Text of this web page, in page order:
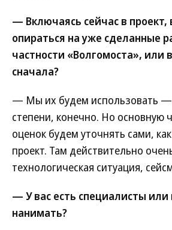
— Включаясь сейчас в проект,
опираться на уже сделанные
частности «Волгомоста», или
сначала?
— Мы их будем использовать —
степени, конечно. Но основную
оценок будем уточнять сами,
проект. Там действительно
технологическая ситуация,
— У вас есть специалисты или
нанимать?